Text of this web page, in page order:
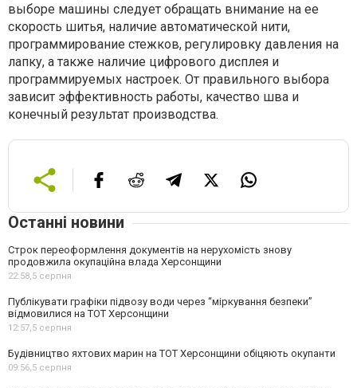
выборе машины следует обращать внимание на ее
скорость шитья, наличие автоматической нити,
программирование стежков, регулировку давления на
лапку, а также наличие цифрового дисплея и
программируемых настроек. От правильного выбора
зависит эффективность работы, качество шва и
конечный результат производства.
Останні новини
Строк переоформлення документів на нерухомість знову
продовжила окупаційна влада Херсонщини
22:58,5 серпня
Публікувати графіки підвозу води через “міркування безпеки”
відмовилися на ТОТ Херсонщини
12:57,5 серпня
Будівництво яхтових марин на ТОТ Херсонщини обіцяють окупанти
09:56,5 серпня